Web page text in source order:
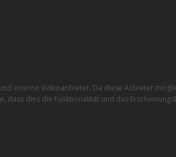
externe Videoanbieter. Da diese Anbieter
dass dies die Funktionalität und das